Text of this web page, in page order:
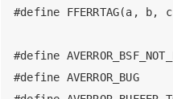
#define FFERRTAG(a,
#define
#define